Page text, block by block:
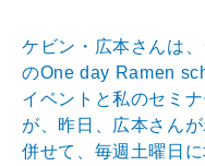
ケビン・広本さんは
のOne day Ramen
イベントと私のセミ
が、昨日、広本さん
併せて、毎週土曜日